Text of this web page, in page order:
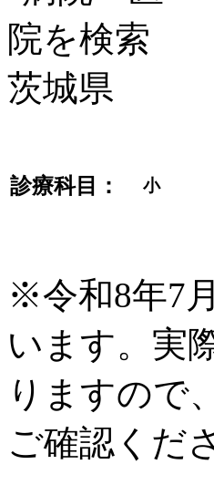
診療科目： 小
※令和8年7
います。実
りますので
ご確認くだ